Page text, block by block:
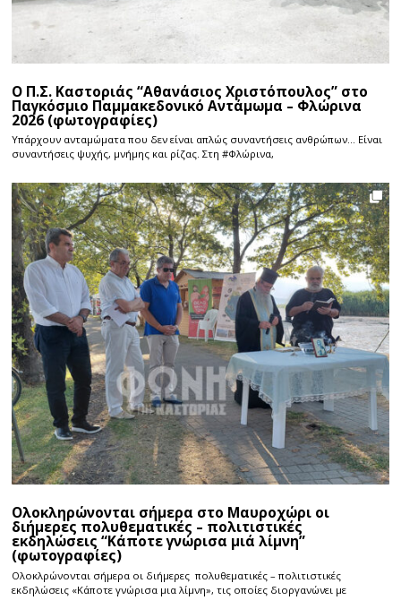
Ο Π.Σ. Καστοριάς “Αθανάσιος Χριστόπουλος” στο
Παγκόσμιο Παμμακεδονικό Αντάμωμα – Φλώρινα
2026 (φωτογραφίες)
Υπάρχουν ανταμώματα που δεν είναι απλώς συναντήσεις ανθρώπων… Είναι
συναντήσεις ψυχής, μνήμης και ρίζας. Στη #Φλώρινα,
Ολοκληρώνονται σήμερα στο Μαυροχώρι οι
διήμερες πολυθεματικές – πολιτιστικές
εκδηλώσεις “Κάποτε γνώρισα μιά λίμνη”
(φωτογραφίες)
Ολοκλρώνονται σήμερα οι διήμερες πολυθεματικές – πολιτιστικές
εκδηλώσεις «Κάποτε γνώρισα μια λίμνη», τις οποίες διοργανώνει με